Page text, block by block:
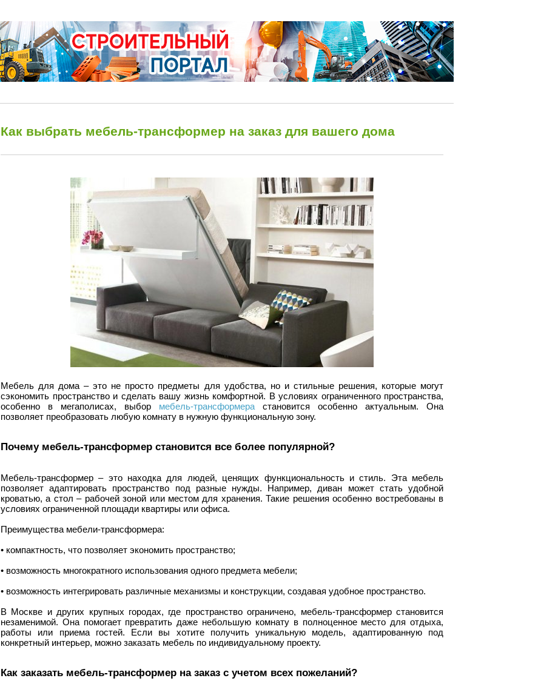
Как выбрать мебель-трансформер на заказ для вашего дома
Мебель для дома – это не просто предметы для удобства, но и стильные решения, которые могут
сэкономить пространство и сделать вашу жизнь комфортной. В условиях ограниченного пространства,
особенно в мегаполисах, выбор мебель-трансформера становится особенно актуальным. Она
позволяет преобразовать любую комнату в нужную функциональную зону.
Почему мебель-трансформер становится все более популярной?
Мебель-трансформер – это находка для людей, ценящих функциональность и стиль. Эта мебель
позволяет адаптировать пространство под разные нужды. Например, диван может стать удобной
кроватью, а стол – рабочей зоной или местом для хранения. Такие решения особенно востребованы в
условиях ограниченной площади квартиры или офиса.
Преимущества мебели-трансформера:
• компактность, что позволяет экономить пространство;
• возможность многократного использования одного предмета мебели;
• возможность интегрировать различные механизмы и конструкции, создавая удобное пространство.
В Москве и других крупных городах, где пространство ограничено, мебель-трансформер становится
незаменимой. Она помогает превратить даже небольшую комнату в полноценное место для отдыха,
работы или приема гостей. Если вы хотите получить уникальную модель, адаптированную под
конкретный интерьер, можно заказать мебель по индивидуальному проекту.
Как заказать мебель-трансформер на заказ с учетом всех пожеланий?